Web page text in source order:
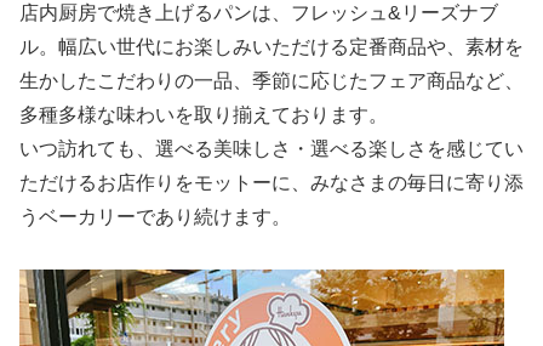
店内厨房で焼き上げるパンは、フレッシュ&リーズナブ
ル。幅広い世代にお楽しみいただける定番商品や、素材を
生かしたこだわりの一品、季節に応じたフェア商品など、
多種多様な味わいを取り揃えております。
いつ訪れても、選べる美味しさ・選べる楽しさを感じてい
ただけるお店作りをモットーに、みなさまの毎日に寄り添
うベーカリーであり続けます。